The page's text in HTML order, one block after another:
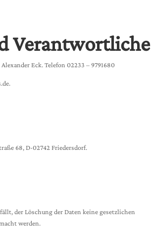
Verantwortliche
Eck. Telefon 02233 – 9791680
68, D-02742 Friedersdorf.
der Löschung der Daten keine gesetzlichen
werden.